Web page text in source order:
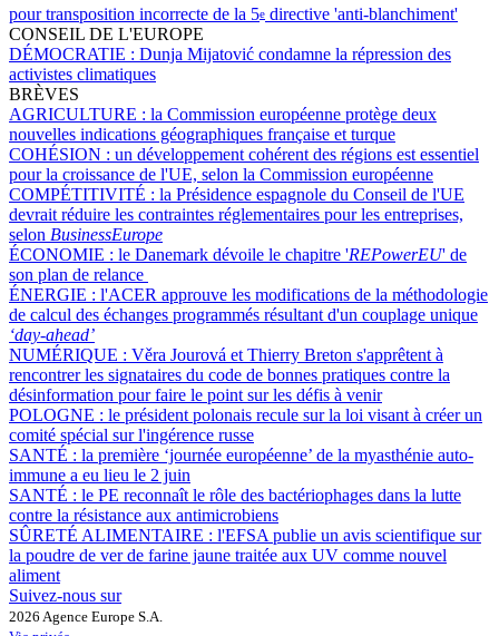
pour transposition incorrecte de la 5e directive 'anti-blanchiment'
CONSEIL DE L'EUROPE
DÉMOCRATIE : Dunja Mijatović condamne la répression des
activistes climatiques
BRÈVES
AGRICULTURE : la Commission européenne protège deux
nouvelles indications géographiques française et turque
COHÉSION : un développement cohérent des régions est essentiel
pour la croissance de l'UE, selon la Commission européenne
COMPÉTITIVITÉ : la Présidence espagnole du Conseil de l'UE
devrait réduire les contraintes réglementaires pour les entreprises,
selon BusinessEurope
ÉCONOMIE : le Danemark dévoile le chapitre 'REPowerEU' de
son plan de relance
ÉNERGIE : l'ACER approuve les modifications de la méthodologie
de calcul des échanges programmés résultant d'un couplage unique
‘day-ahead’
NUMÉRIQUE : Věra Jourová et Thierry Breton s'apprêtent à
rencontrer les signataires du code de bonnes pratiques contre la
désinformation pour faire le point sur les défis à venir
POLOGNE : le président polonais recule sur la loi visant à créer un
comité spécial sur l'ingérence russe
SANTÉ : la première ‘journée européenne’ de la myasthénie auto-
immune a eu lieu le 2 juin
SANTÉ : le PE reconnaît le rôle des bactériophages dans la lutte
contre la résistance aux antimicrobiens
SÛRETÉ ALIMENTAIRE : l'EFSA publie un avis scientifique sur
la poudre de ver de farine jaune traitée aux UV comme nouvel
aliment
Suivez-nous sur
2026 Agence Europe S.A.